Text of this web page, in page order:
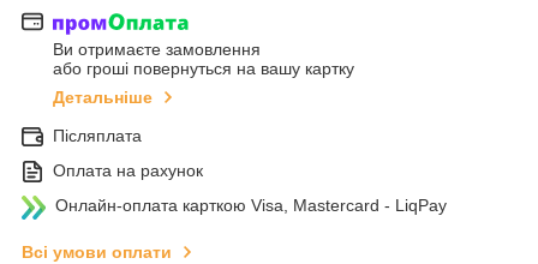
Ви отримаєте замовлення
або гроші повернуться на вашу картку
Детальніше
Післяплата
Оплата на рахунок
Онлайн-оплата карткою Visa, Mastercard - LiqPay
Всі умови оплати